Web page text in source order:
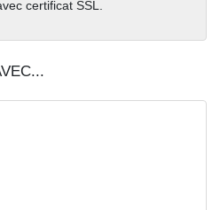
certificat SSL.